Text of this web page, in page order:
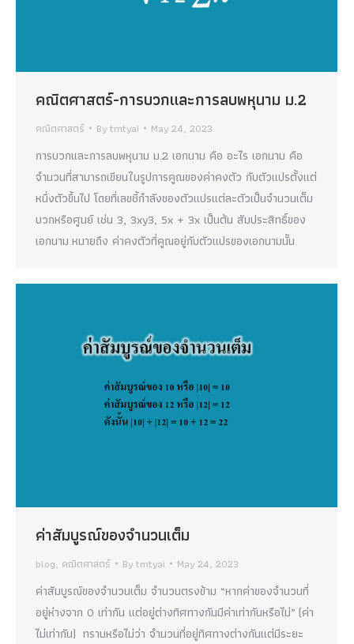
คณิตศาสตร์-การบวกและการลบพหุนาม ม.2
คณิตศาสตร์ Bytmtyai May 24, 2023
การบวกและการลบพหุนาม ม.2 เอกนาม คือ อะไร เอกนาม คือ
จำนวนที่สามารถเขียนในรูปการคูณของค่าคงตัว กับตัวแปรตั้งแต่
หนึ่งตัวขึ้นไป โดยที่เลขชี้กำลังของตัวแปรแต่ละตัวเป็นจำนวนเต็ม
บวกหรือศูนย์ เช่น 3, 3xy3, 5x + 3x เป็นต้น สัมประสิทธิ์ของ
เอกนาม หมายถึง ค่าคงตัวที่คูณอยู่กับตัวแปรของเอกนามนั้น
ค่าสัมบูรณ์ของจำนวนเต็ม
blog, คณิตศาสตร์ Bytmtyai May 24, 2023
ค่าสัมบูรณ์ของจำนวนเต็ม จำนวนตรงข้าม “หากค่าของจำนวนที่
อยู่ห่างจาก 0 เท่ากัน แต่อยู่ต่างทิศทางกันมีค่าเท่ากันหรือไม่” (ค่า
ไม่เท่ากัน) ทราบหรือไม่ว่า จำนวนที่อยู่ทิศทางต่างกันแต่มีระยะ